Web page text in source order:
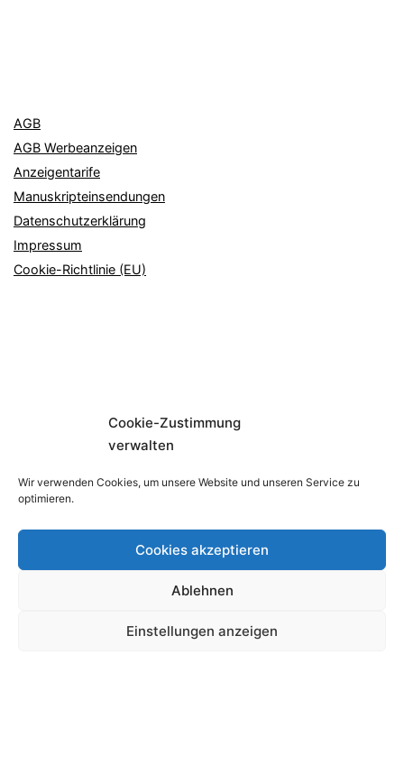
Cookie-Zustimmung
verwalten
Wir verwenden Cookies, um unsere Website und unseren Service zu
optimieren.
Cookies akzeptieren
Ablehnen
Einstellungen anzeigen
AGB
AGB Werbeanzeigen
Anzeigentarife
Manuskripteinsendungen
Datenschutzerklärung
Impressum
Cookie-Richtlinie (EU)